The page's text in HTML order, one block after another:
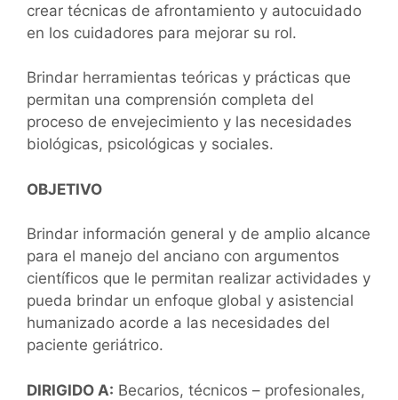
crear técnicas de afrontamiento y autocuidado
en los cuidadores para mejorar su rol.
Brindar herramientas teóricas y prácticas que
permitan una comprensión completa del
proceso de envejecimiento y las necesidades
biológicas, psicológicas y sociales.
OBJETIVO
Brindar información general y de amplio alcance
para el manejo del anciano con argumentos
científicos que le permitan realizar actividades y
pueda brindar un enfoque global y asistencial
humanizado acorde a las necesidades del
paciente geriátrico.
DIRIGIDO A: Becarios, técnicos – profesionales,